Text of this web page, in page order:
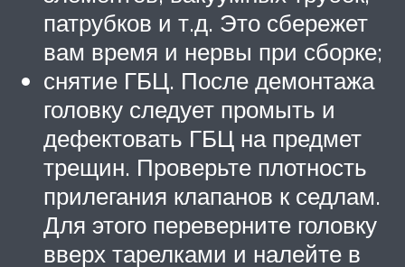
патрубков и т.д. Это сбережет
вам время и нервы при сборке;
снятие ГБЦ. После демонтажа
головку следует промыть и
дефектовать ГБЦ на предмет
трещин. Проверьте плотность
прилегания клапанов к седлам.
Для этого переверните головку
вверх тарелками и налейте в